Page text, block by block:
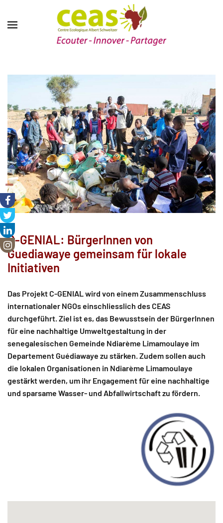
C-GENIAL: BürgerInnen von
Guediawaye gemeinsam für lokale
Initiativen
Das Projekt C-GENIAL wird von einem Zusammenschluss
internationaler NGOs einschliesslich des CEAS
durchgeführt. Ziel ist es, das Bewusstsein der BürgerInnen
für eine nachhaltige Umweltgestaltung in der
senegalesischen Gemeinde Ndiarème Limamoulaye im
Departement Guédiawaye zu stärken. Zudem sollen auch
die lokalen Organisationen in Ndiarème Limamoulaye
gestärkt werden, um ihr Engagement für eine nachhaltige
und sparsame Wasser- und Abfallwirtschaft zu fördern.